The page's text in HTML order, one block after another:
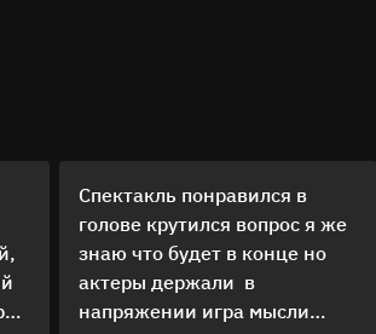
Спектакль понравился в
голове крутился вопрос я же
знаю что будет в конце но
актеры держали в
напряжении игра мысли